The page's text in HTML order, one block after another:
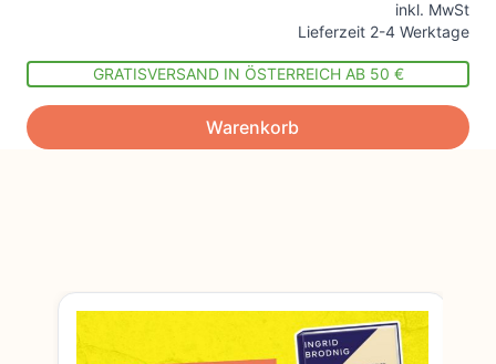
inkl. MwSt
Lieferzeit 2-4 Werktage
GRATISVERSAND IN ÖSTERREICH AB 50 €
Warenkorb